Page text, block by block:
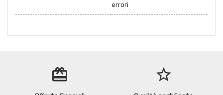
errori
redeem star_border